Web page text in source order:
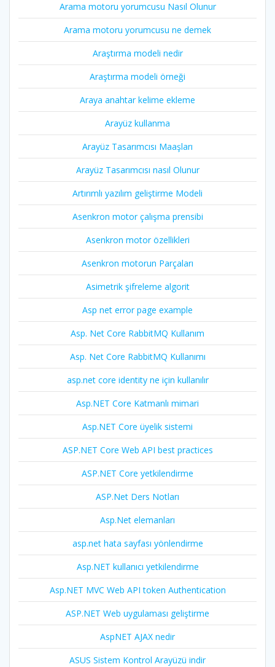
Arama motoru yorumcusu Nasıl Olunur
Arama motoru yorumcusu ne demek
Araştırma modeli nedir
Araştırma modeli örneği
Araya anahtar kelime ekleme
Arayüz kullanma
Arayüz Tasarımcısı Maaşları
Arayüz Tasarımcısı nasıl Olunur
Artırımlı yazılım geliştirme Modeli
Asenkron motor çalışma prensibi
Asenkron motor özellikleri
Asenkron motorun Parçaları
Asimetrik şifreleme algorit
Asp net error page example
Asp. Net Core RabbitMQ Kullanım
Asp. Net Core RabbitMQ Kullanımı
asp.net core identity ne için kullanılır
Asp.NET Core Katmanlı mimari
Asp.NET Core üyelik sistemi
ASP.NET Core Web API best practices
ASP.NET Core yetkilendirme
ASP.Net Ders Notları
Asp.Net elemanları
asp.net hata sayfası yönlendirme
Asp.NET kullanıcı yetkilendirme
Asp.NET MVC Web API token Authentication
ASP.NET Web uygulaması geliştirme
AspNET AJAX nedir
ASUS Sistem Kontrol Arayüzü indir